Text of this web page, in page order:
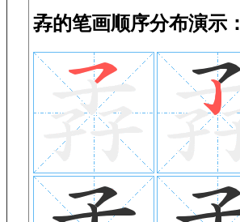
孨的笔画顺序分布演示：